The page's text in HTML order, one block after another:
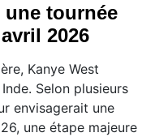
une tournée
2026
Kanye West
Selon plusieurs
envisagerait une
une étape majeure